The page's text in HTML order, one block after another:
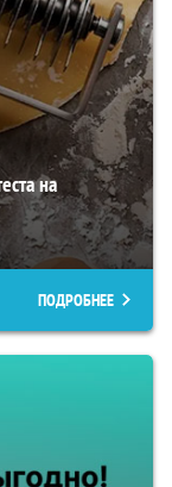
на
ПОДРОБНЕЕ